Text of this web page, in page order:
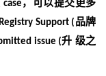
case ，可以提交更多
Support (品牌
issue (升 级之